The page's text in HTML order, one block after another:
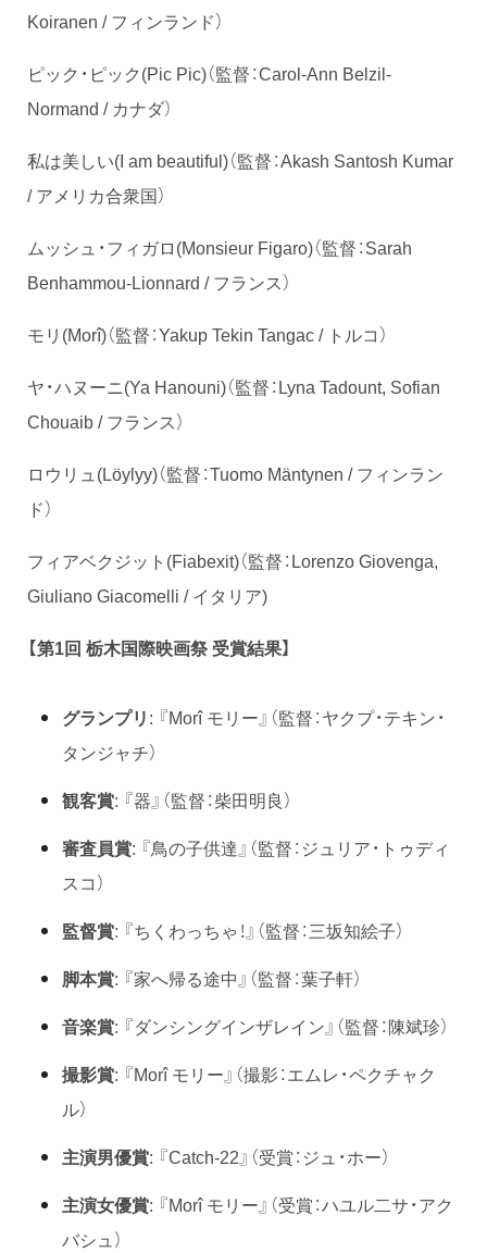
Koiranen / フィンランド）
ピック・ピック(Pic Pic)（監督：Carol-Ann Belzil-
Normand / カナダ）
私は美しい(I am beautiful)（監督：Akash Santosh Kumar
/ アメリカ合衆国）
ムッシュ・フィガロ(Monsieur Figaro)（監督：Sarah
Benhammou-Lionnard / フランス）
モリ(Morî)（監督：Yakup Tekin Tangac / トルコ）
ヤ・ハヌーニ(Ya Hanouni)（監督：Lyna Tadount, Sofian
Chouaib / フランス）
ロウリュ(Löylyy)（監督：Tuomo Mäntynen / フィンラン
ド）
フィアベクジット (Fiabexit)（監督：Lorenzo Giovenga,
Giuliano Giacomelli /イタリア)
【第1回 栃木国際映画祭 受賞結果】
グランプリ: 『Morî モリー』（監督：ヤクプ・テキン・
タンジャチ）
観客賞: 『器』（監督：柴田明良）
審査員賞: 『鳥の子供達』（監督：ジュリア・トゥディ
スコ）
監督賞: 『ちくわっちゃ！』（監督：三坂知絵子）
脚本賞: 『家へ帰る途中』（監督：葉子軒）
音楽賞: 『ダンシングインザレイン』（監督：陳斌珍）
撮影賞: 『Morî モリー』（撮影：エムレ・ペクチャク
ル）
主演男優賞: 『Catch-22』（受賞：ジュ・ホー）
主演女優賞: 『Morî モリー』（受賞：ハユル二サ・アク
バシュ）